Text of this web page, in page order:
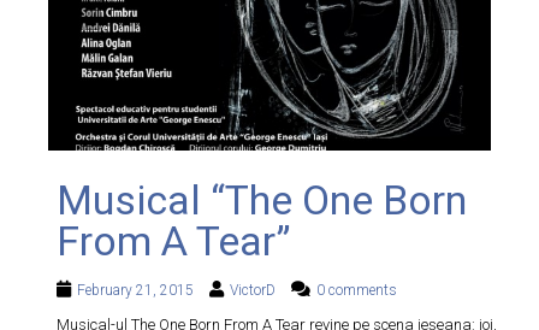
Musical “The One Born
From A Tear”
February 21, 2015 VictorD 0 comments
Musical-ul The One Born From A Tear revine pe scena ieșeana: joi,